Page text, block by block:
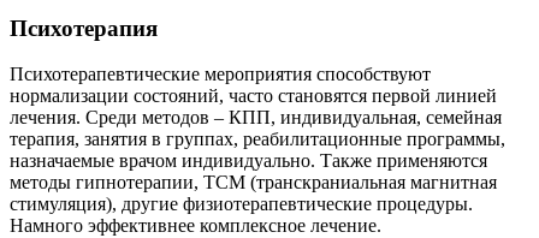
Психотерапия
Психотерапевтические мероприятия способствуют
нормализации состояний, часто становятся первой линией
лечения. Среди методов – КПП, индивидуальная, семейная
терапия, занятия в группах, реабилитационные программы,
назначаемые врачом индивидуально. Также применяются
методы гипнотерапии, ТСМ (транскраниальная магнитная
стимуляция), другие физиотерапевтические процедуры.
Намного эффективнее комплексное лечение.